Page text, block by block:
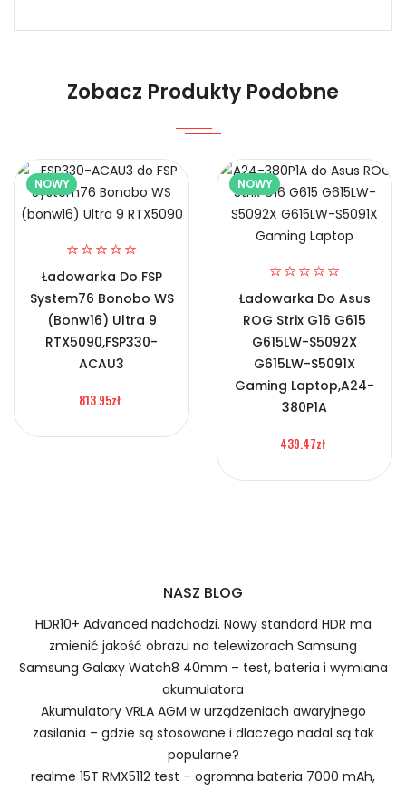
Certyfikaty bezpieczeństwa i zgodności
Prawo zwrotu w ciągu 30 dni
1.Model urządzenia
2.Numer produktu baterii
Numer produktu ładowarki
2.Numer produktu baterii
Zasilacz Asus ADP-240EB-B, Zasilacz
do Laptopa ADP-240EB-B, Alternatywna Ładowarka do
Asus ADP-240EB-B,Asus ROG Zephyrus G14 G16 2025
2024 Rectangle Tip Ładowarka.
Zobacz Produkty Podobne
NOWY
Ładowarka Do FSP
System76 Bonobo WS
(bonw16) Ultra 9
RTX5090,FSP330-
ACAU3
813.95zł
NOWY
Ładowarka Do Asus
ROG Strix G16 G615
G615LW-S5092X
G615LW-S5091X
Gaming Laptop,A24-
380P1A
439.47zł
NASZ BLOG
HDR10+ Advanced nadchodzi. Nowy standard HDR ma
zmienić jakość obrazu na telewizorach Samsung
Samsung Galaxy Watch8 40mm – test, bateria i wymiana
akumulatora
Akumulatory VRLA AGM w urządzeniach awaryjnego
zasilania – gdzie są stosowane i dlaczego nadal są tak
popularne?
realme 15T RMX5112 test – ogromna bateria 7000 mAh,